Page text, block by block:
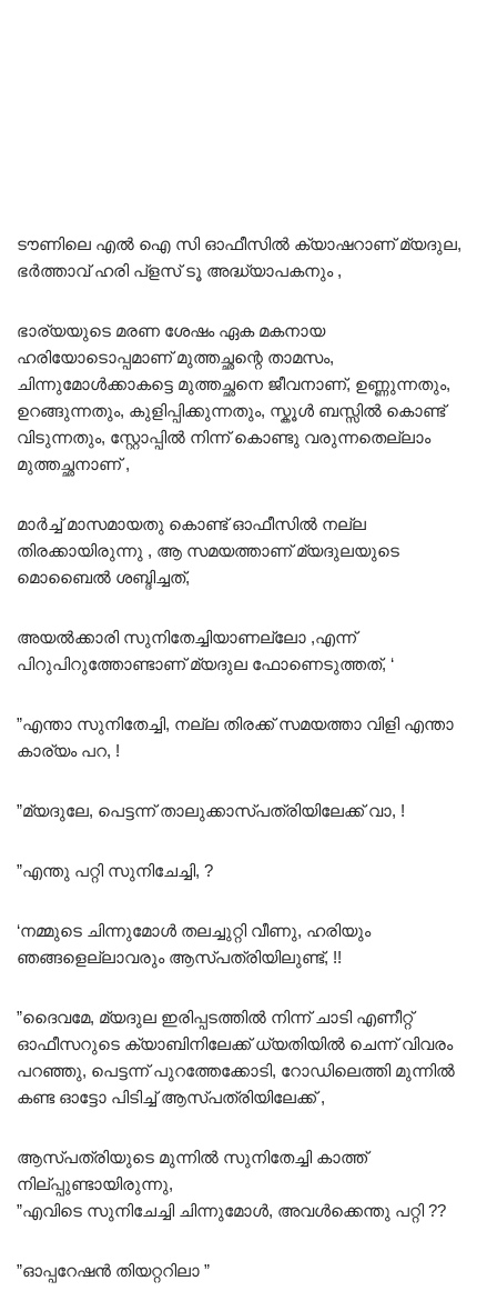
ടൗണിലെ എൽ ഐ സി ഓഫീസിൽ ക്യാഷറാണ് മ്യദുല,
ഭർത്താവ് ഹരി പ്ളസ് ടൂ അദ്ധ്യാപകനും ,
ഭാര്യയുടെ മരണ ശേഷം ഏക മകനായ
ഹരിയോടൊപ്പമാണ് മുത്തച്ഛന്റെ താമസം,
ചിന്നുമോൾക്കാകട്ടെ മുത്തച്ഛനെ ജീവനാണ്, ഉണ്ണുന്നതും,
ഉറങ്ങുന്നതും, കുളിപ്പിക്കുന്നതും, സ്കൂൾ ബസ്സിൽ കൊണ്ട്
വിടുന്നതും, സ്റ്റോപ്പിൽ നിന്ന് കൊണ്ടു വരുന്നതെല്ലാം
മുത്തച്ഛനാണ് ,
മാർച്ച് മാസമായതു കൊണ്ട് ഓഫീസിൽ നല്ല
തിരക്കായിരുന്നു , ആ സമയത്താണ് മ്യദുലയുടെ
മൊബെെൽ ശബ്ദിച്ചത്,
അയൽക്കാരി സുനിതേച്ചിയാണല്ലോ ,എന്ന്
പിറുപിറുത്തോണ്ടാണ് മ്യദുല ഫോണെടുത്തത്, ‘
”എന്താ സുനിതേച്ചി, നല്ല തിരക്ക് സമയത്താ വിളി എന്താ
കാര്യം പറ, !
”മ്യദുലേ, പെട്ടന്ന് താലുക്കാസ്പത്രിയിലേക്ക് വാ, !
”എന്തു പറ്റി സുനിചേച്ചി, ?
‘നമ്മുടെ ചിന്നുമോൾ തലച്ചുറ്റി വീണു, ഹരിയും
ഞങ്ങളെല്ലാവരും ആസ്പത്രിയിലുണ്ട്, !!
”ദെെവമേ, മ്യദുല ഇരിപ്പടത്തിൽ നിന്ന് ചാടി എണീറ്റ്
ഓഫീസറുടെ ക്യാബിനിലേക്ക് ധ്യതിയിൽ ചെന്ന് വിവരം
പറഞ്ഞു, പെട്ടന്ന് പുറത്തേക്കോടി, റോഡിലെത്തി മുന്നിൽ
കണ്ട ഓട്ടോ പിടിച്ച് ആസ്പത്രിയിലേക്ക് ,
ആസ്പത്രിയുടെ മുന്നിൽ സുനിതേച്ചി കാത്ത്
നില്പ്പുണ്ടായിരുന്നു,
”എവിടെ സുനിചേച്ചി ചിന്നുമോൾ, അവൾക്കെന്തു പറ്റി ??
”ഓപ്പറേഷൻ തിയറ്ററിലാ ”